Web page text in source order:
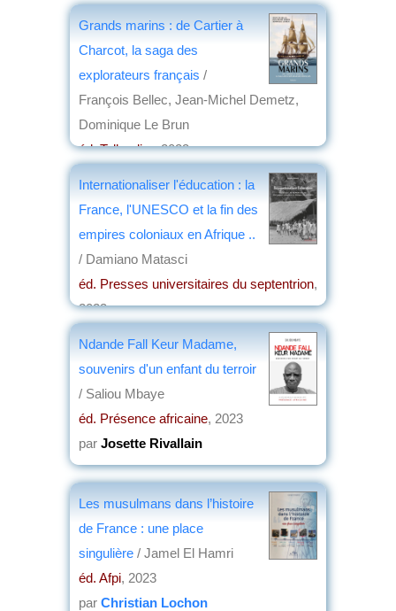
Grands marins : de Cartier à
Charcot, la saga des
explorateurs français /
François Bellec, Jean-Michel Demetz,
Dominique Le Brun
éd. Tallandier, 2023
Internationaliser l'éducation : la
France, l'UNESCO et la fin des
empires coloniaux en Afrique ..
/ Damiano Matasci
éd. Presses universitaires du septentrion,
2023
Ndande Fall Keur Madame,
souvenirs d'un enfant du terroir
/ Saliou Mbaye
éd. Présence africaine, 2023
par Josette Rivallain
Les musulmans dans l’histoire
de France : une place
singulière / Jamel El Hamri
éd. Afpi, 2023
par Christian Lochon